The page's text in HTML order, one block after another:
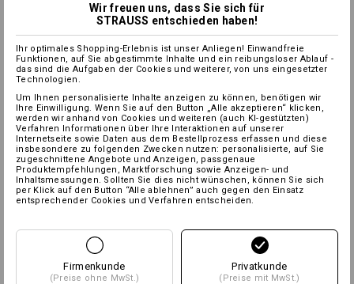
Wir freuen uns, dass Sie sich für
STRAUSS entschieden haben!
Ihr optimales Shopping-Erlebnis ist unser Anliegen! Einwandfreie
Funktionen, auf Sie abgestimmte Inhalte und ein reibungsloser Ablauf -
das sind die Aufgaben der Cookies und weiterer, von uns eingesetzter
Technologien.
Um Ihnen personalisierte Inhalte anzeigen zu können, benötigen wir
Ihre Einwilligung. Wenn Sie auf den Button „Alle akzeptieren“ klicken,
werden wir anhand von Cookies und weiteren (auch KI-gestützten)
Verfahren Informationen über Ihre Interaktionen auf unserer
Internetseite sowie Daten aus dem Bestellprozess erfassen und diese
insbesondere zu folgenden Zwecken nutzen: personalisierte, auf Sie
zugeschnittene Angebote und Anzeigen, passgenaue
Produktempfehlungen, Marktforschung sowie Anzeigen- und
Inhaltsmessungen. Sollten Sie dies nicht wünschen, können Sie sich
per Klick auf den Button “Alle ablehnen” auch gegen den Einsatz
entsprechender Cookies und Verfahren entscheiden.
Firmenkunde
(Preise ohne MwSt.)
Privatkunde
(Preise mit MwSt.)